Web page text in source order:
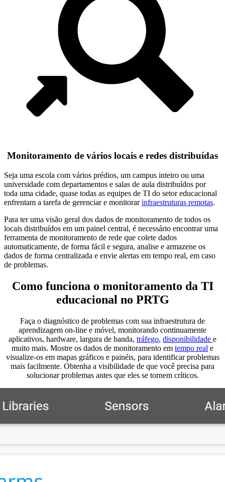
Monitoramento de vários locais e redes distribuídas
Seja uma escola com vários prédios, um campus inteiro ou uma
universidade com departamentos e salas de aula distribuídos por
toda uma cidade, quase todas as equipes de TI do setor educacional
enfrentam a tarefa de gerenciar e monitorarinfraestruturas remotas.
Para ter uma visão geral dos dados de monitoramento de todos os
locais distribuídos em um painel central, é necessário encontrar uma
ferramenta de monitoramento de rede que colete dados
automaticamente, de forma fácil e segura, analise e armazene os
dados de forma centralizada e envie alertas em tempo real, em caso
de problemas.
Como funciona o monitoramento da TI
educacional no PRTG
Faça o diagnóstico de problemas com sua infraestrutura de
aprendizagem on-line e móvel, monitorando continuamente
aplicativos, hardware, largura de banda, tráfego, disponibilidade e
muito mais. Mostre os dados de monitoramento em tempo real e
visualize-os em mapas gráficos e painéis, para identificar problemas
mais facilmente. Obtenha a visibilidade de que você precisa para
solucionar problemas antes que eles se tornem críticos.